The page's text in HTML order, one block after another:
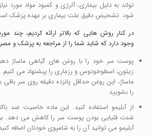
تواند به دلیل بیماری، آلرژی و کمبود مواد مورد
شود. تشخیص دقیق علت بیماری بر عهده پزشک
در کنار روش هایی که بالاتر ارائه کردیم، چند
وجود دارد که شاید شما را از مراجعه به پزشک و
پوست سر خود را با روغن های گیاهی ماساژ
زیتون، اسطوخودوس و رزماری را پیشنهاد می کنیم.
ماساژ، این روغن حداقل پانزده دقیقه روی سر باقی
را بشویید.
از آبلیمو استفاده کنید. این ماده خاصیت ضد
شدت قلیایی بودن پوست سر را کاهش می دهد.
آبلیمو می توانید آن را به شامپوی خودتان اضافه